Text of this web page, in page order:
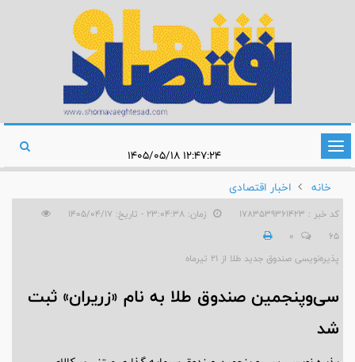
تغییر
وضعیت
ناوبری
۱۲:۴۷:۲۴ ۱۴۰۵/۰۵/۱۸
خانه
اخبار اقتصادی
کد خبر : 1783539361423
زمان: ۲۳:۰۴:۳۸ - تاریخ: ۱۴۰۵/۰۴/۱۷
65
0
پذیره‌نویسی صندوق جدید طلا از ۲۱ تیرماه
سی‌وپنجمین صندوق طلا به نام «زریران» ثبت
شد